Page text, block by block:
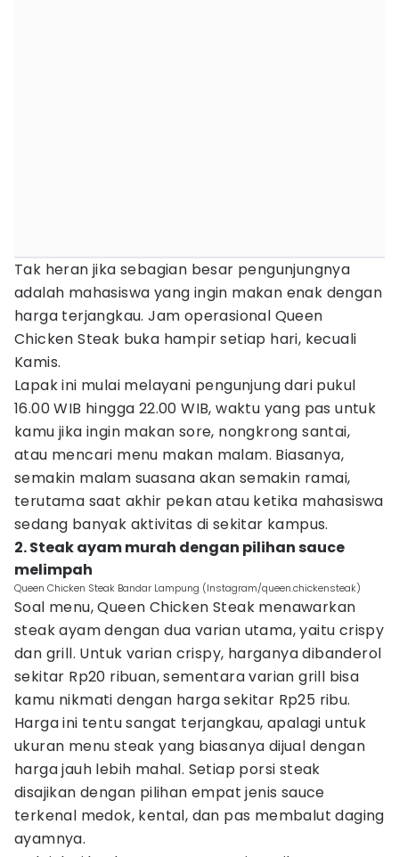
Tak heran jika sebagian besar pengunjungnya
adalah mahasiswa yang ingin makan enak dengan
harga terjangkau. Jam operasional Queen
Chicken Steak buka hampir setiap hari, kecuali
Kamis.
Lapak ini mulai melayani pengunjung dari pukul
16.00 WIB hingga 22.00 WIB, waktu yang pas untuk
kamu jika ingin makan sore, nongkrong santai,
atau mencari menu makan malam. Biasanya,
semakin malam suasana akan semakin ramai,
terutama saat akhir pekan atau ketika mahasiswa
sedang banyak aktivitas di sekitar kampus.
2. Steak ayam murah dengan pilihan sauce
melimpah
Queen Chicken Steak Bandar Lampung (Instagram/queen.chickensteak)
Soal menu, Queen Chicken Steak menawarkan
steak ayam dengan dua varian utama, yaitu crispy
dan grill. Untuk varian crispy, harganya dibanderol
sekitar Rp20 ribuan, sementara varian grill bisa
kamu nikmati dengan harga sekitar Rp25 ribu.
Harga ini tentu sangat terjangkau, apalagi untuk
ukuran menu steak yang biasanya dijual dengan
harga jauh lebih mahal. Setiap porsi steak
disajikan dengan pilihan empat jenis sauce
terkenal medok, kental, dan pas membalut daging
ayamnya.